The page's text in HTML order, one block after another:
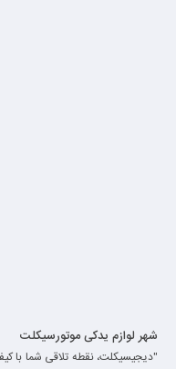
شهر لوازم یدکی موتورسیکلت
"دیجیسیکلت، نقطه تلاقی شما با